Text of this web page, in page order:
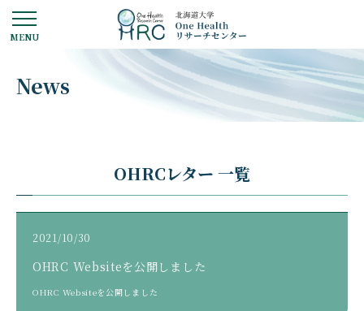
News
OHRCレター 一覧
2021/10/30
OHRC Websiteを公開しました
OHRC Websiteを公開しました